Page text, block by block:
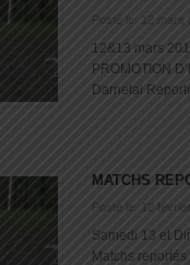
Posté le: 12 mars
12&13 mars
PROMOTION
Darnetal
MATCHS
Posté le: 12
Samedi 13 et
Matchs